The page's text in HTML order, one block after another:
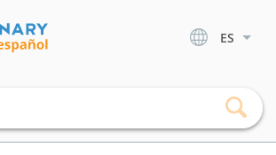
ES